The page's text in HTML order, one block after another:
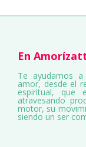
En
Te ayudamos
amor, desde el
espiritual, que
atravesando
motor, su
siendo un ser